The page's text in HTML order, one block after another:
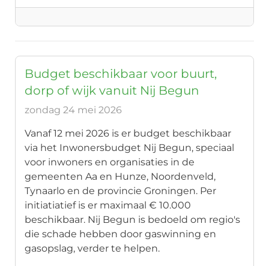
Budget beschikbaar voor buurt,
dorp of wijk vanuit Nij Begun
zondag 24 mei 2026
Vanaf 12 mei 2026 is er budget beschikbaar
via het Inwonersbudget Nij Begun, speciaal
voor inwoners en organisaties in de
gemeenten Aa en Hunze, Noordenveld,
Tynaarlo en de provincie Groningen. Per
initiatiatief is er maximaal € 10.000
beschikbaar. Nij Begun is bedoeld om regio's
die schade hebben door gaswinning en
gasopslag, verder te helpen.